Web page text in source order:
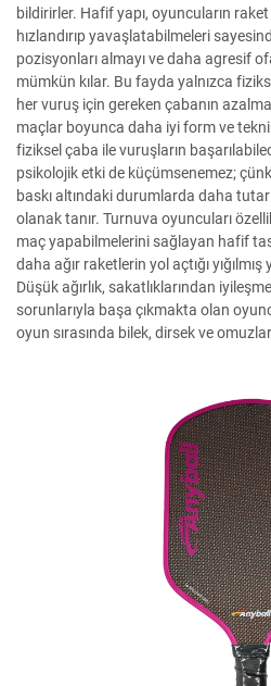
bildirirler. Hafif yapı, oyuncuların
hızlandırıp yavaşlatabilmeleri
pozisyonları almayı ve daha agresif
mümkün kılar. Bu fayda yalnızca
her vuruş için gereken çabanın
maçlar boyunca daha iyi form ve
fiziksel çaba ile vuruşların
psikolojik etki de küçümsenemez;
baskı altındaki durumlarda daha
olanak tanır. Turnuva oyuncuları
maç yapabilmelerini sağlayan hafif
daha ağır raketlerin yol açtığı
Düşük ağırlık, sakatlıklarından
sorunlarıyla başa çıkmakta olan
oyun sırasında bilek, dirsek ve